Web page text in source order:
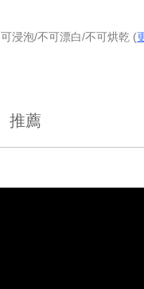
浸泡/不可漂白/不可烘乾 (
推薦